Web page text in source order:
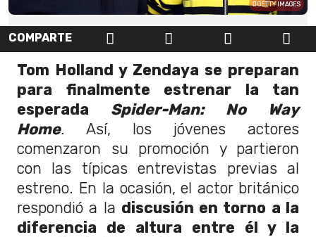
GETTY IMAGES
COMPARTE
Tom Holland y Zendaya se preparan
para finalmente estrenar la tan
esperada Spider-Man: No Way
Home. Así, los jóvenes actores
comenzaron su promoción y partieron
con las típicas entrevistas previas al
estreno. En la ocasión, el actor británico
respondió a la discusión en torno a la
diferencia de altura entre él y la